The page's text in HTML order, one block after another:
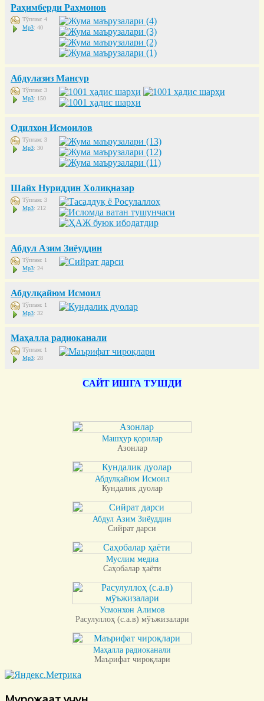
Раҳимберди Раҳмонов
Тўплам: 4
Mp3: 40
Абдулазиз Мансур
Тўплам: 3
Mp3: 150
Одилхон Исмоилов
Тўплам: 3
Mp3: 30
Шайх Нуриддин Холиқназар
Тўплам: 3
Mp3: 212
Абдул Азим Зиёуддин
Тўплам: 1
Mp3: 24
Абдулқайюм Исмоил
Тўплам: 1
Mp3: 32
Маҳалла радиоканали
Тўплам: 1
Mp3: 28
САЙТ ИШГА ТУШДИ
Машҳур қорилар
Азонлар
Абдулқайюм Исмоил
Кундалик дуолар
Абдул Азим Зиёуддин
Сийрат дарси
Муслим медиа
Саҳобалар ҳаёти
Усмонхон Алимов
Расулуллоҳ (с.а.в) мўъжизалари
Маҳалла радиоканали
Маърифат чироқлари